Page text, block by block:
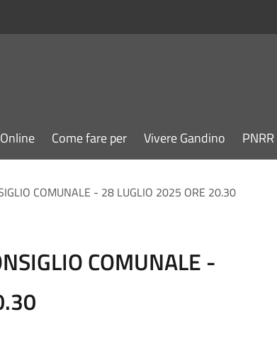
Come fare per Vivere Gandino PNRR
COMUNALE - 28 LUGLIO 2025 ORE 20.30
COMUNALE -